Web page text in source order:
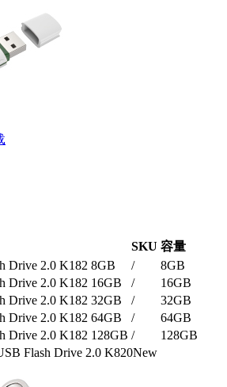
SKU 容量
Drive 2.0 K182 8GB
/
8GB
Drive 2.0 K182 16GB
/
16GB
Drive 2.0 K182 32GB
/
32GB
Drive 2.0 K182 64GB
/
64GB
Drive 2.0 K182 128GB /
128GB
Flash Drive 2.0 K820New